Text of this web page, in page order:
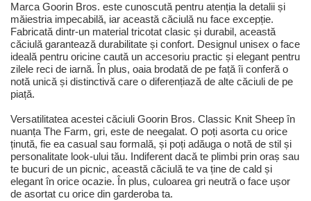
Marca Goorin Bros. este cunoscută pentru atenția la detalii și
măiestria impecabilă, iar această căciulă nu face excepție.
Fabricată dintr-un material tricotat clasic și durabil, această
căciulă garantează durabilitate și confort. Designul unisex o face
ideală pentru oricine caută un accesoriu practic și elegant pentru
zilele reci de iarnă. În plus, oaia brodată de pe față îi conferă o
notă unică și distinctivă care o diferențiază de alte căciuli de pe
piață.
Versatilitatea acestei căciuli Goorin Bros. Classic Knit Sheep în
nuanța The Farm, gri, este de neegalat. O poți asorta cu orice
ținută, fie ea casual sau formală, și poți adăuga o notă de stil și
personalitate look-ului tău. Indiferent dacă te plimbi prin oraș sau
te bucuri de un picnic, această căciulă te va ține de cald și
elegant în orice ocazie. În plus, culoarea gri neutră o face ușor
de asortat cu orice din garderoba ta.